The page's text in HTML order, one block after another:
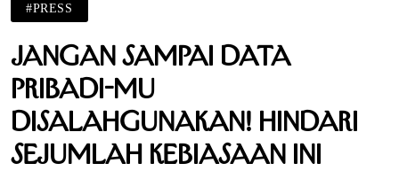
#PRESS
Jangan Sampai Data
Pribadi-mu
Disalahgunakan! Hindari
Sejumlah Kebiasaan Ini